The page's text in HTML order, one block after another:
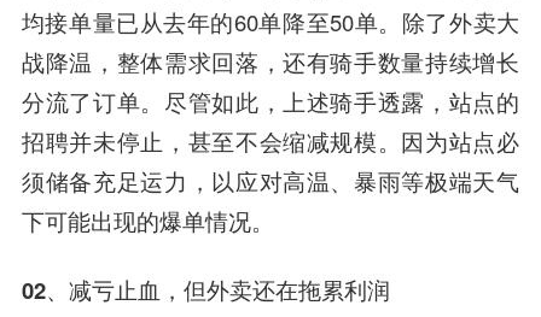
均接单量已从去年的60单降至50单。除了外卖大
战降温，整体需求回落，还有骑手数量持续增长
分流了订单。尽管如此，上述骑手透露，站点的
招聘并未停止，甚至不会缩减规模。因为站点必
须储备充足运力，以应对高温、暴雨等极端天气
下可能出现的爆单情况。
02、减亏止血，但外卖还在拖累利润